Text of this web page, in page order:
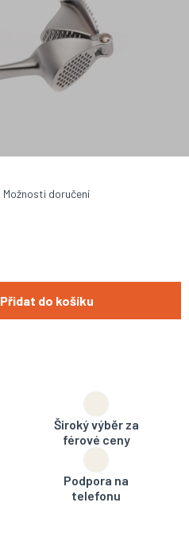
Možnosti doručení
Přidat do košíku
Široký výběr za
férové ceny
Podpora na
telefonu